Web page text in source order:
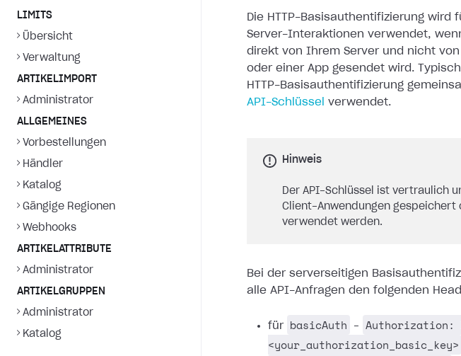
LIMITS
Übersicht
Verwaltung
ARTIKELIMPORT
Administrator
ALLGEMEINES
Vorbestellungen
Händler
Katalog
Gängige Regionen
Webhooks
ARTIKELATTRIBUTE
Administrator
ARTIKELGRUPPEN
Administrator
Katalog
Die HTTP-Basisauthentifizierung wird
Server-Interaktionen verwendet,
direkt von Ihrem Server und nicht
oder einer App gesendet wird.
HTTP-Basisauthentifizierung
API-Schlüssel verwendet.
Hinweis
Der API-Schlüssel ist vertraulich
Client-Anwendungen gespeichert
verwendet werden.
Bei der serverseitigen
alle API-Anfragen den folgenden
für basicAuth –
Authorization:
<your_authorization_basic_key>